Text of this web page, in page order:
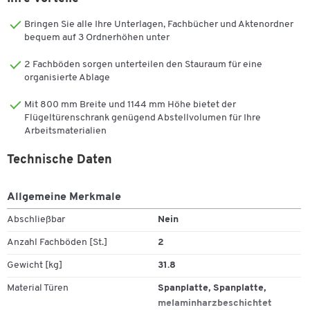
Melaminharzbeschichtete E1-Spanplatten nach DIN 68765
mit einer Stärke von 19 mm
2 Einlegeböden
Nicht abschließbar
Stapelbar
Lieferung erfolgt zerlegt
In verschiedenen Farben/Dekoren erhältlich
Maße: B 800 x T 330 x H 1144 mm
Bringen Sie alle Ihre Unterlagen, Fachbücher und Aktenordner
bequem auf 3 Ordnerhöhen unter
2 Fachböden sorgen unterteilen den Stauraum für eine
organisierte Ablage
Mit 800 mm Breite und 1144 mm Höhe bietet der
Flügeltürenschrank genügend Abstellvolumen für Ihre
Arbeitsmaterialien
Technische Daten
Allgemeine Merkmale
Abschließbar Nein
Anzahl Fachböden [St.] 2
Gewicht [kg] 31.8
Material Türen
Spanplatte, Spanplatte,
melaminharzbeschichtet